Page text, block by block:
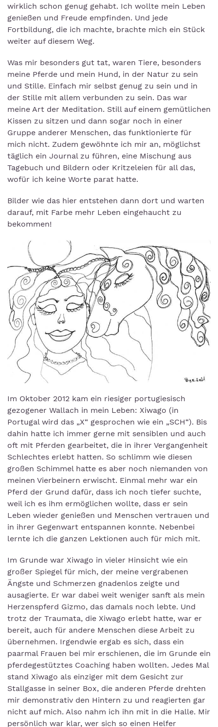
wirklich schon genug gehabt. Ich wollte mein Leben
genießen und Freude empfinden. Und jede
Fortbildung, die ich machte, brachte mich ein Stück
weiter auf diesem Weg.
Was mir besonders gut tat, waren Tiere, besonders
meine Pferde und mein Hund, in der Natur zu sein
und Stille. Einfach mir selbst genug zu sein und in
der Stille mit allem verbunden zu sein. Das war
meine Art der Meditation. Still auf einem gemütlichen
Kissen zu sitzen und dann sogar noch in einer
Gruppe anderer Menschen, das funktionierte für
mich nicht. Zudem gewöhnte ich mir an, möglichst
täglich ein Journal zu führen, eine Mischung aus
Tagebuch und Bildern oder Kritzeleien für all das,
wofür ich keine Worte parat hatte.
Bilder wie das hier entstehen dann dort und warten
darauf, mit Farbe mehr Leben eingehaucht zu
bekommen!
Im Oktober 2012 kam ein riesiger portugiesisch
gezogener Wallach in mein Leben: Xiwago (in
Portugal wird das „X“ gesprochen wie ein „SCH“). Bis
dahin hatte ich immer gerne mit sensiblen und auch
oft mit Pferden gearbeitet, die in ihrer Vergangenheit
Schlechtes erlebt hatten. So schlimm wie diesen
großen Schimmel hatte es aber noch niemanden von
meinen Vierbeinern erwischt. Einmal mehr war ein
Pferd der Grund dafür, dass ich noch tiefer suchte,
weil ich es ihm ermöglichen wollte, dass er sein
Leben wieder genießen und Menschen vertrauen und
in ihrer Gegenwart entspannen konnte. Nebenbei
lernte ich die ganzen Lektionen auch für mich mit.
Im Grunde war Xiwago in vieler Hinsicht wie ein
großer Spiegel für mich, der meine vergrabenen
Ängste und Schmerzen gnadenlos zeigte und
ausagierte. Er war dabei weit weniger sanft als mein
Herzenspferd Gizmo, das damals noch lebte. Und
trotz der Traumata, die Xiwago erlebt hatte, war er
bereit, auch für andere Menschen diese Arbeit zu
übernehmen. Irgendwie ergab es sich, dass ein
paarmal Frauen bei mir erschienen, die im Grunde ein
pferdegestütztes Coaching haben wollten. Jedes Mal
stand Xiwago als einziger mit dem Gesicht zur
Stallgasse in seiner Box, die anderen Pferde drehten
mir demonstrativ den Hintern zu und reagierten gar
nicht auf mich. Also nahm ich ihn mit in die Halle. Mir
persönlich war klar, wer sich so einen Helfer